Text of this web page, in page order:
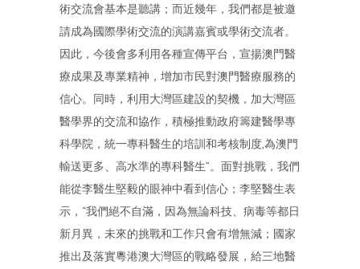
術交流會基本是聽講；而近幾年，我們都是被邀
請成為國際學術交流的演講嘉賓或學術交流者。
因此，今後會多利用各種宣傳平台，宣揚澳門醫
療成果及專業精神，增加市民對澳門醫療服務的
信心。同時，利用大灣區建設的契機，加大灣區
醫學界的交流和協作，積極推動政府籌建醫學專
科學院，統一專科醫生的培訓和考核制度,為澳門
輸送更多、高水準的專科醫生”。面對挑戰，我們
能從李醫生堅毅的眼神中看到信心；李堅醫生表
示，“我們絕不自滿，因為無論科技、病毒等都日
新月異，未來的挑戰和工作只會有增無減；國家
推出及落實粵港澳大灣區的戰略發展，給三地醫